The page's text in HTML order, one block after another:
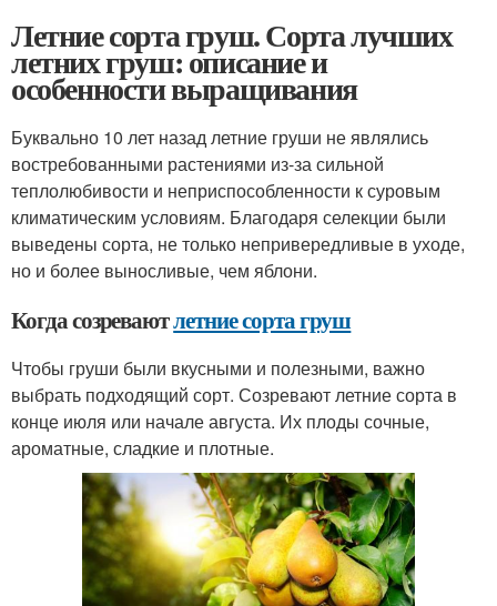
Летние сорта груш. Сорта лучших
летних груш: описание и
особенности выращивания
Буквально 10 лет назад летние груши не являлись
востребованными растениями из-за сильной
теплолюбивости и неприспособленности к суровым
климатическим условиям. Благодаря селекции были
выведены сорта, не только непривередливые в уходе,
но и более выносливые, чем яблони.
Когда созреваютлетние сорта груш
Чтобы груши были вкусными и полезными, важно
выбрать подходящий сорт. Созревают летние сорта в
конце июля или начале августа. Их плоды сочные,
ароматные, сладкие и плотные.